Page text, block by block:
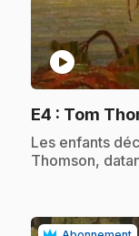
play_circle
E4 : Tom
.Les enfants
Thomson,